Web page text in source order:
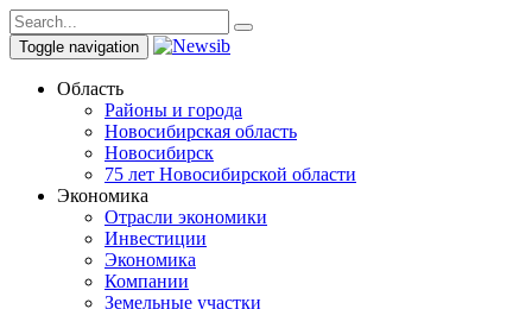
Toggle navigation
Область
Районы и города
Новосибирская область
Новосибирск
75 лет Новосибирской области
Экономика
Отрасли экономики
Инвестиции
Экономика
Компании
Земельные участки